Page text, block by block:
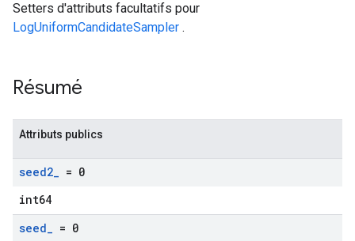
Setters d'attributs facultatifs pour
LogUniformCandidateSampler .
Résumé
Attributs publics
seed2_ = 0
int64
seed_ = 0